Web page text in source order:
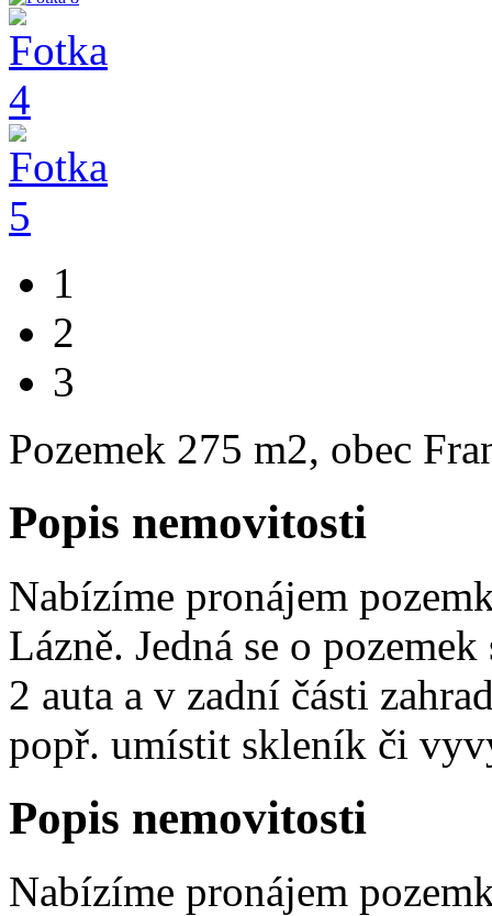
1
2
3
Pozemek 275 m2, obec
Popis nemovitosti
Nabízíme pronájem
Lázně. Jedná se o
2 auta a v zadní části
popř. umístit skleník či
Popis nemovitosti
Nabízíme pronájem